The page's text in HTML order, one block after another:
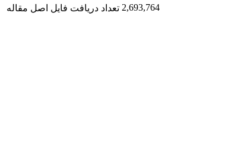
تعداد دریافت فایل اصل مقاله 2,693,764